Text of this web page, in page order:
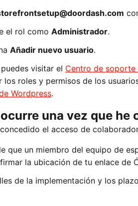
el rol como Administrador.
Añadir nuevo usuario.
visitar el Centro de soporte
los roles y permisos de los
Wordpress.
una vez que
el acceso de
que un miembro del equipo de
la ubicación de tu enlace de
de la implementación y los